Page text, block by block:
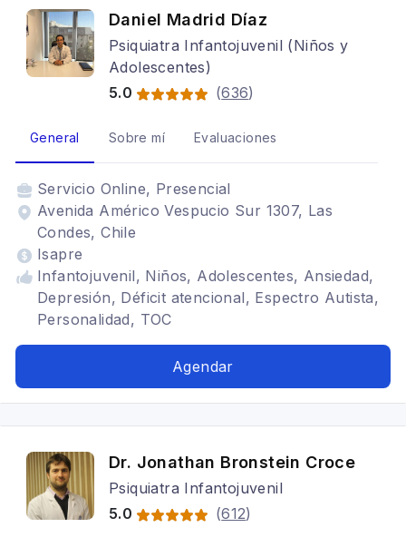
Daniel Madrid Díaz
Psiquiatra Infantojuvenil (Niños y
Adolescentes)
5.0
(636)
General Sobre mí Evaluaciones
Servicio Online, Presencial
Avenida Américo Vespucio Sur 1307, Las
Condes, Chile
Isapre
Infantojuvenil, Niños, Adolescentes, Ansiedad,
Depresión, Déficit atencional, Espectro Autista,
Personalidad, TOC
Agendar
Dr. Jonathan Bronstein Croce
Psiquiatra Infantojuvenil
5.0
(612)